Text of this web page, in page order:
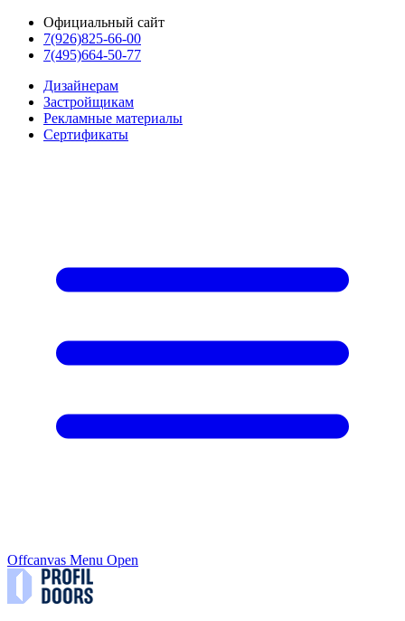
Официальный сайт
7(926)825-66-00
7(495)664-50-77
Дизайнерам
Застройщикам
Рекламные материалы
Сертификаты
Offcanvas Menu Open